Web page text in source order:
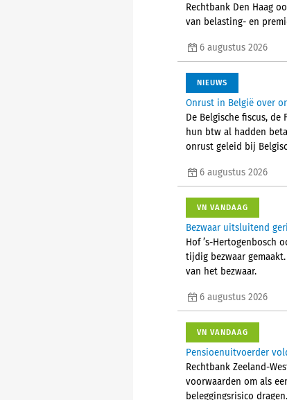
Rechtbank Den Haag
van belasting- en
6 augustus 2026
NIEUWS
Onrust in België over
De Belgische fiscus,
hun btw al hadden
onrust geleid bij
6 augustus 2026
VN VANDAAG
Bezwaar uitsluitend
Hof ’s-Hertogenbosch
tijdig bezwaar
van het bezwaar.
6 augustus 2026
VN VANDAAG
Pensioenuitvoerder
Rechtbank Zeeland-
voorwaarden om als
beleggingsrisico dragen.